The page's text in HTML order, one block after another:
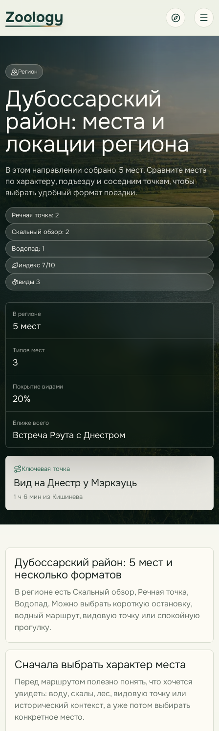
Zoology
Регион
Дубоссарский
район: места и
локации региона
В этом направлении собрано 5 мест. Сравните места
по характеру, подъезду и соседним точкам, чтобы
выбрать удобный формат поездки.
Речная точка: 2
Скальный обзор: 2
Водопад: 1
индекс 7/10
виды 3
В регионе
5 мест
Типов мест
3
Покрытие видами
20%
Ближе всего
Встреча Рэута с Днестром
Ключевая точка
Вид на Днестр у Мэркэуць
1 ч 6 мин из Кишинева
Дубоссарский район: 5 мест и
несколько форматов
В регионе есть Скальный обзор, Речная точка,
Водопад. Можно выбрать короткую остановку,
водный маршрут, видовую точку или спокойную
прогулку.
Сначала выбрать характер места
Перед маршрутом полезно понять, что хочется
увидеть: воду, скалы, лес, видовую точку или
исторический контекст, а уже потом выбирать
конкретное место.